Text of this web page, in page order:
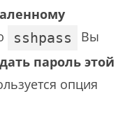
sshpass
Вы
пароль этой
опция